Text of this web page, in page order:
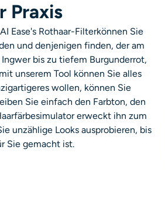
Praxis
Ease's Rothaar-Filterkönnen Sie
und denjenigen finden, der am
bis zu tiefem Burgunderrot,
unserem Tool können Sie alles
wollen, können Sie
Sie einfach den Farbton, den
erweckt ihn zum
unzählige Looks ausprobieren, bis
Sie gemacht ist.